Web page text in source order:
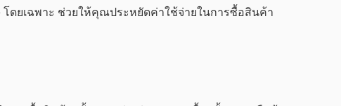
ดยเฉพาะ ช่วยให้คุณประหยัดค่าใช้จ่ายในการซื้อสินค้า